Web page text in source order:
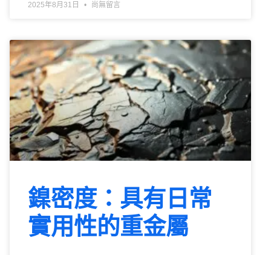
2025年8月31日 尚無留言
鎳密度：具有日常
實用性的重金屬